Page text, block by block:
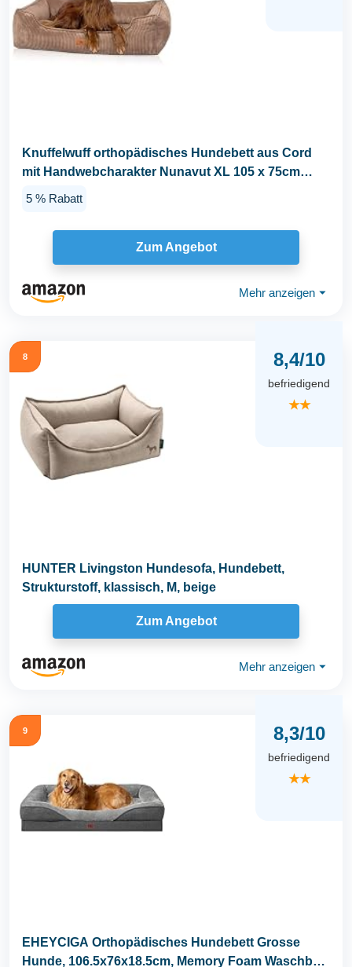
Knuffelwuff orthopädisches Hundebett aus Cord
mit Handwebcharakter Nunavut XL 105 x 75cm
5 % Rabatt
Zum Angebot
Mehr anzeigen ⏷
8 8,4/10
befriedigend
★★
HUNTER Livingston Hundesofa, Hundebett,
Strukturstoff, klassisch, M, beige
Zum Angebot
Mehr anzeigen ⏷
9 8,3/10
befriedigend
★★
EHEYCIGA Orthopädisches Hundebett Grosse
Hunde, 106.5x76x18.5cm, Memory Foam Waschbar